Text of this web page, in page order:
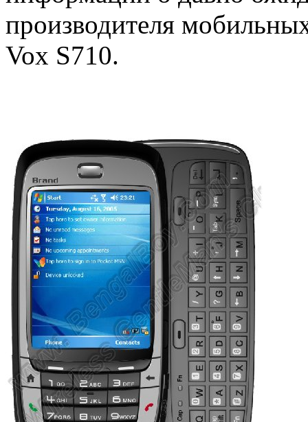
производителя
Vox S710.